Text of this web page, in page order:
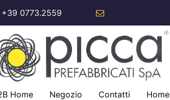
+39 0773.2559
info@piccaspa.com
Home Negozio Contatti Home